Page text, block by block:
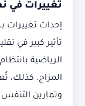
تغييرات في
إحداث تغييرات
تأثير كبير في
الرياضية
المزاج. كذلك،
وتمارين التنفس